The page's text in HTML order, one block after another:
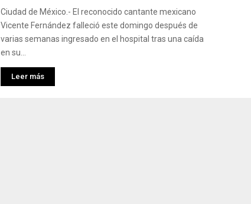
Ciudad de México.- El reconocido cantante mexicano
Vicente Fernández falleció este domingo después de
varias semanas ingresado en el hospital tras una caída
en su...
Leer más